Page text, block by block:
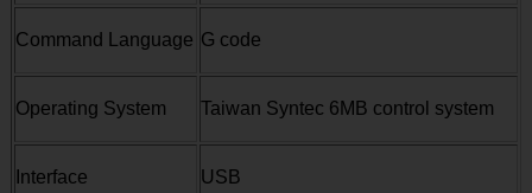
Command Language G code
Operating System Taiwan Syntec 6MB control system
Interface USB